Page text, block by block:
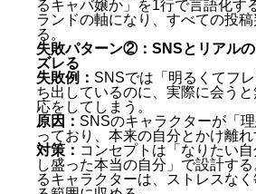
るキャバ嬢か」を1行で言語化す
ランドの軸になり、すべての投
る。
失敗パターン②：SNSとリアル
ズレる
失敗例： SNSでは「明るくてフ
ち出しているのに、実際に会う
応をしてしまう。
原因： SNSのキャラクターが「
っており、本来の自分とかけ離れ
対策： コンセプトは「なりたい
し盛った本当の自分」で設計す
るキャラクターは、ストレスな
キャバ嬢ブランディングとは何か —
論
なぜ今ブランディングが必要なの